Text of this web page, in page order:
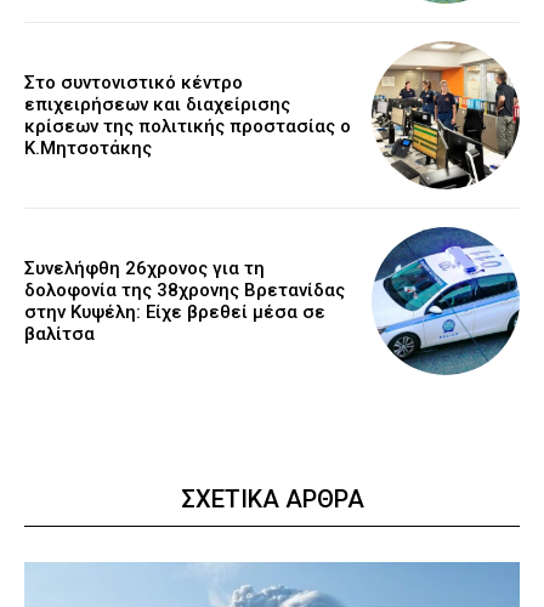
Στο συντονιστικό κέντρο
επιχειρήσεων και διαχείρισης
κρίσεων της πολιτικής προστασίας ο
Κ.Μητσοτάκης
Συνελήφθη 26χρονος για τη
δολοφονία της 38χρονης Βρετανίδας
στην Κυψέλη: Είχε βρεθεί μέσα σε
βαλίτσα
ΣΧΕΤΙΚΑ ΑΡΘΡΑ